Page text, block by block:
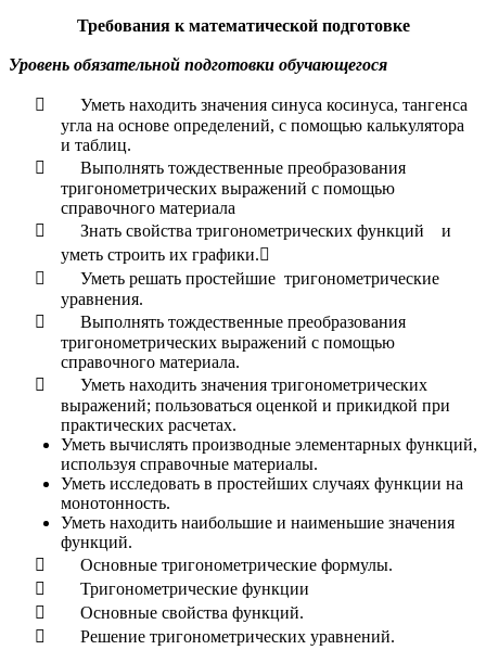
Требования к математической подготовке
Уровень обязательной подготовки обучающегося

Уметь находить значения синуса косинуса, тангенса
угла на основе определений, с помощью калькулятора
и таблиц.

Выполнять тождественные преобразования
тригонометрических выражений с помощью
справочного материала

Знать свойства тригонометрических функций и
уметь строить их графики.

Уметь решать простейшие тригонометрические
уравнения.

Выполнять тождественные преобразования
тригонометрических выражений с помощью
справочного материала.

Уметь находить значения тригонометрических
выражений; пользоваться оценкой и прикидкой при
практических расчетах.
Уметь вычислять производные элементарных функций,
используя справочные материалы.
Уметь исследовать в простейших случаях функции на
монотонность.
Уметь находить наибольшие и наименьшие значения
функций.

Основные тригонометрические формулы.

Тригонометрические функции

Основные свойства функций.

Решение тригонометрических уравнений.